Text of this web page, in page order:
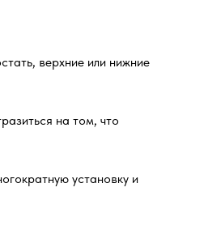
верхние или нижние
на том, что
установку и